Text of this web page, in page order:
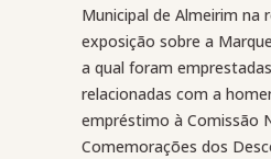
Municipal de Almeirim na
exposição sobre a
a qual foram
relacionadas com a
empréstimo à Comissão
Comemorações dos